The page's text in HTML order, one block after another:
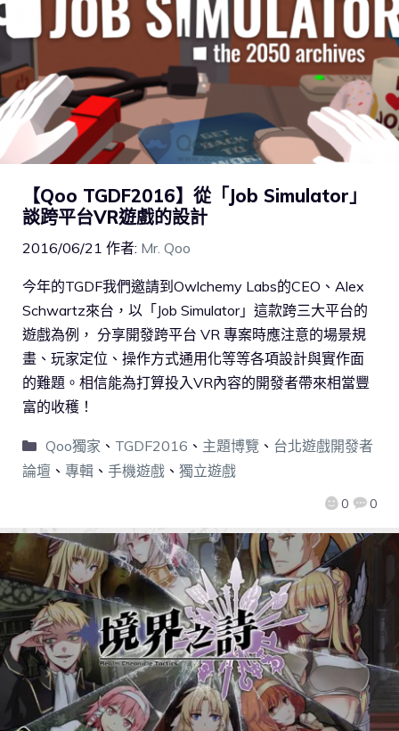
【Qoo TGDF2016】從「Job Simulator」
談跨平台VR遊戲的設計
2016/06/21 作者: Mr. Qoo
0 0
今年的TGDF我們邀請到Owlchemy Labs的CEO、Alex
Schwartz來台，以「Job Simulator」這款跨三大平台的
遊戲為例， 分享開發跨平台 VR 專案時應注意的場景規
畫、玩家定位、操作方式通用化等等各項設計與實作面
的難題。相信能為打算投入VR內容的開發者帶來相當豐
富的收穫！
Qoo獨家 、 TGDF2016 、 主題博覽 、 台北遊戲開發者
論壇 、 專輯 、 手機遊戲 、 獨立遊戲